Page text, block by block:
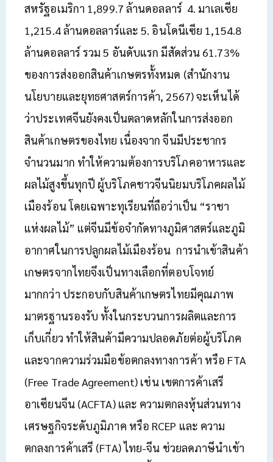
สหรัฐอเมริกา 1,899.7 ล้านดอลลาร์ 4. มาเลเซีย
1,215.4 ล้านดอลลาร์และ 5. อินโดนีเซีย 1,154.8
ล้านดอลลาร์ รวม 5 อันดับแรก มีสัดส่วน 61.73%
ของการส่งออกสินค้าเกษตรทั้งหมด (สำนักงาน
นโยบายและยุทธศาสตร์การค้า, 2567) จะเห็นได้
ว่าประเทศจีนยังคงเป็นตลาดหลักในการส่งออก
สินค้าเกษตรของไทย เนื่องจาก จีนมีประชากร
จำนวนมาก ทำให้ความต้องการบริโภคอาหารและ
ผลไม้สูงขึ้นทุกปี ผู้บริโภคชาวจีนนิยมบริโภคผลไม้
เมืองร้อน โดยเฉพาะทุเรียนที่ถือว่าเป็น “ราชา
แห่งผลไม้” แต่จีนมีข้อจำกัดทางภูมิศาสตร์และภูมิ
อากาศในการปลูกผลไม้เมืองร้อน การนำเข้าสินค้า
เกษตรจากไทยจึงเป็นทางเลือกที่ตอบโจทย์
มากกว่า ประกอบกับสินค้าเกษตรไทยมีคุณภาพ
มาตรฐานรองรับ ทั้งในกระบวนการผลิตและการ
เก็บเกี่ยว ทำให้สินค้ามีความปลอดภัยต่อผู้บริโภค
และจากความร่วมมือข้อตกลงทางการค้า หรือ FTA
(Free Trade Agreement) เช่น เขตการค้าเสรี
อาเซียนจีน (ACFTA) และ ความตกลงหุ้นส่วนทาง
เศรษฐกิจระดับภูมิภาค หรือ RCEP และ ความ
ตกลงการค้าเสรี (FTA) ไทย-จีน ช่วยลดภาษีนำเข้า